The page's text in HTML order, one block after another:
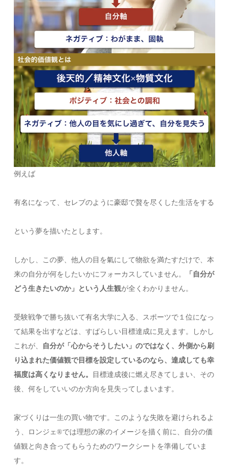
例えば
有名になって、セレブのように豪邸で贅を尽くした生活をする
という夢を描いたとします。
しかし、この夢、他人の目を氣にして物欲を満たすだけで、本
来の自分が何をしたいかにフォーカスしていません。
「自分が
どう生きたいのか」という人生観が全くわかりません。
受験戦争で勝ち抜いて有名大学に入る、スポーツで１位になっ
て結果を出すなどは、すばらしい目標達成に見えます。しかし
これが、
自分が「心からそうしたい」のではなく、外側から刷
り込まれた価値観で目標を設定しているのなら、達成しても幸
福度は高くなりません。
目標達成後に燃え尽きてしまい、その
後、何をしていいのか方向を見失ってしまいます。
家づくりは一生の買い物です。このような失敗を避けられるよ
う、ロンジェ®︎では理想の家のイメージを描く前に、自分の価
値観と向き合ってもらうためのワークシートを準備していま
す。